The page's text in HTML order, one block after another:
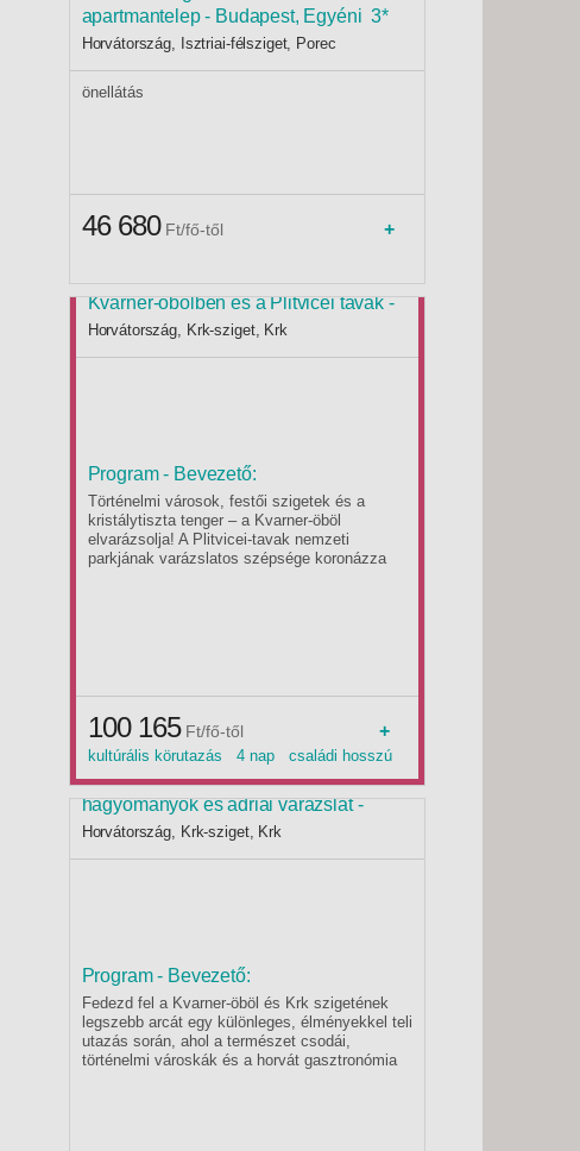
apartmantelep - Budapest, Egyéni 3*
Horvátország, Isztriai-félsziget, Porec
önellátás
46 680 Ft/fő-től +
Kvarner-öbölben és a Plitvicei tavak -
Budapest, Busz 2*
Horvátország, Krk-sziget, Krk
Program - Bevezető:
Történelmi városok, festői szigetek és a
kristálytiszta tenger – a Kvarner-öböl
elvarázsolja! A Plitvicei-tavak nemzeti
parkjának varázslatos szépsége koronázza
találkozik.
100 165 Ft/fő-től +
kultúrális körutazás 4 nap családi hosszú
hétvége mininyaralás
Krk szigeti élményutazás – Ízek,
hagyományok és adriai varázslat -
Budapest, Busz 3*
Horvátország, Krk-sziget, Krk
Program - Bevezető:
Fedezd fel a Kvarner-öböl és Krk szigetének
legszebb arcát egy különleges, élményekkel teli
utazás során, ahol a természet csodái,
történelmi városkák és a horvát gasztronómia